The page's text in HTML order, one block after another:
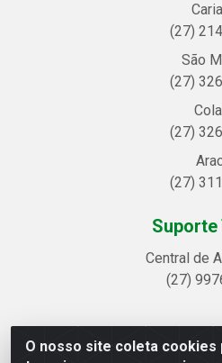
O nosso site coleta cookies
(27)
São
(27)
(27)
(27)
Suporte
Central de
(27)
Linhavix Distribuidora LTDA -